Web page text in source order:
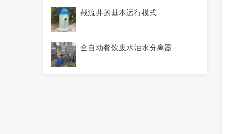
截流井的基本运行模式
全自动餐饮废水油水分离器